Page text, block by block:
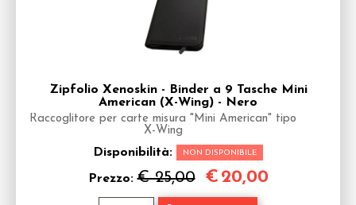
Zipfolio Xenoskin - Binder a 9 Tasche Mini
American (X-Wing) - Nero
Raccoglitore per carte misura "Mini American" tipo
X-Wing
Disponibilità: NON DISPONIBILE
Prezzo:€ 25,00 € 20,00